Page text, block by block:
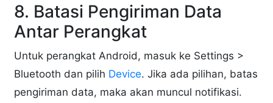
8. Batasi Pengiriman Data
Antar Perangkat
Untuk perangkat Android, masuk ke Settings >
Bluetooth dan pilih Device. Jika ada pilihan, batas
pengiriman data, maka akan muncul notifikasi.